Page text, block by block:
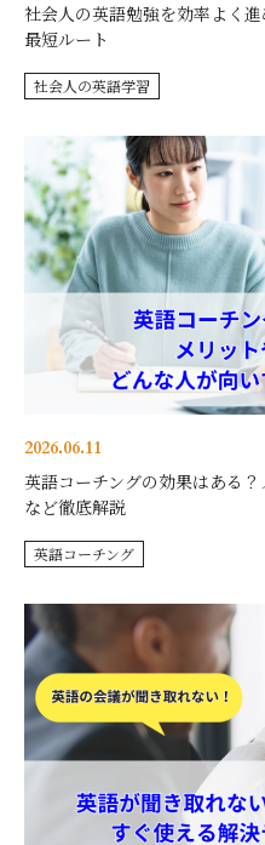
社会人の英語勉強を効率よく
最短ルート
社会人の英語学習
2026.06.11
英語コーチングの効果はある
など徹底解説
英語コーチング